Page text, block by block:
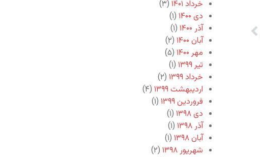
خرداد ۱۴۰۱
(۳)
دی ۱۴۰۰
(۱)
آذر ۱۴۰۰
(۱)
آبان ۱۴۰۰
(۲)
مهر ۱۴۰۰
(۵)
تیر ۱۳۹۹
(۱)
خرداد ۱۳۹۹
(۲)
اردیبهشت ۱۳۹۹
(۴)
فروردین ۱۳۹۹
(۱)
دی ۱۳۹۸
(۱)
آذر ۱۳۹۸
(۱)
آبان ۱۳۹۸
(۱)
شهریور ۱۳۹۸
(۲)